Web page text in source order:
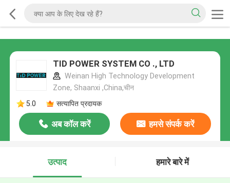
TID POWER SYSTEM CO ., LTD
Weinan High Technology Development
Zone, Shaanxi ,China,चीन
5.0
सत्यापित प्रदायक
अब कॉल करें हमसे संपर्क करें
उत्पाद हमारे बारे में